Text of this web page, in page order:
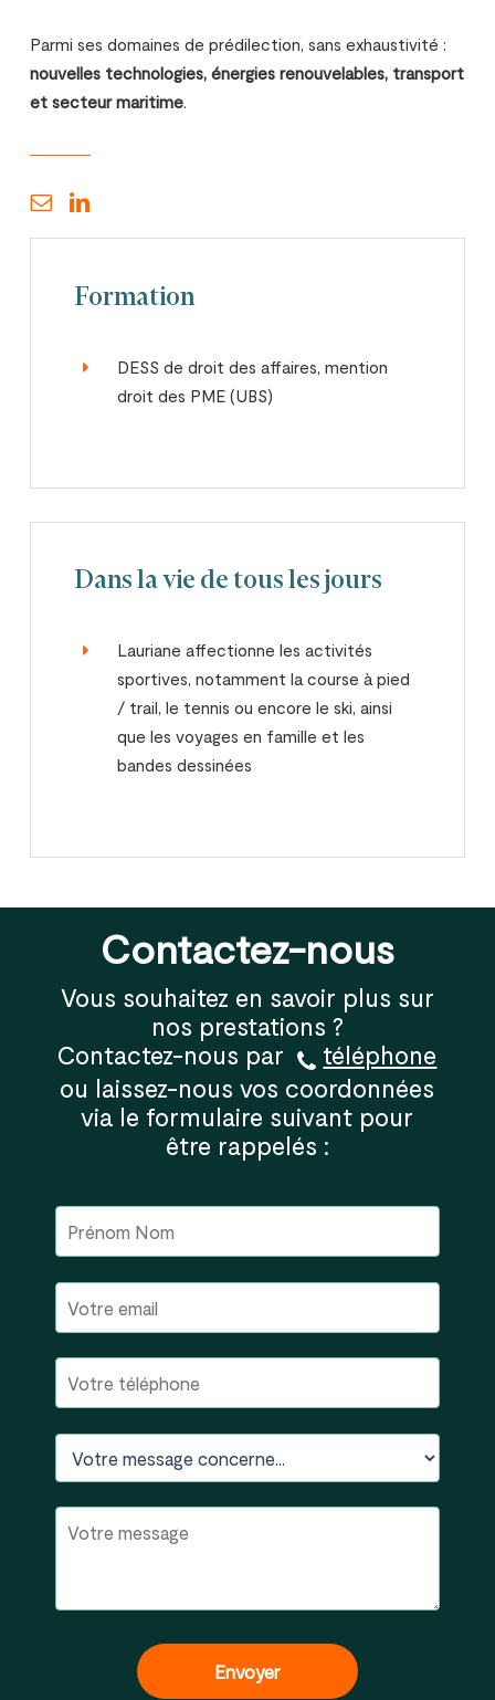
Parmi ses domaines de prédilection, sans exhaustivité :
nouvelles technologies, énergies renouvelables, transport
et secteur maritime.
Formation
DESS de droit des affaires, mention
droit des PME (UBS)
Dans la vie de tous les jours
Lauriane affectionne les activités
sportives, notamment la course à pied
/ trail, le tennis ou encore le ski, ainsi
que les voyages en famille et les
bandes dessinées
Contactez-nous
Vous souhaitez en savoir plus sur
nos prestations ?
Contactez-nous par
téléphone
ou laissez-nous vos coordonnées
via le formulaire suivant pour
être rappelés :